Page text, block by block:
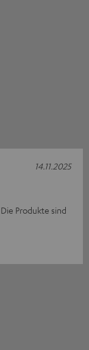
Produkte sind
14.11.2025